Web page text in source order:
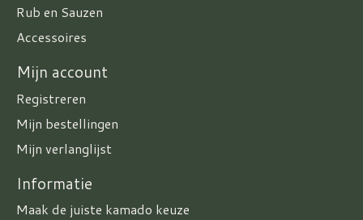
Rub en Sauzen
Accessoires
Mijn account
Registreren
Mijn bestellingen
Mijn verlanglijst
Informatie
Maak de juiste kamado keuze